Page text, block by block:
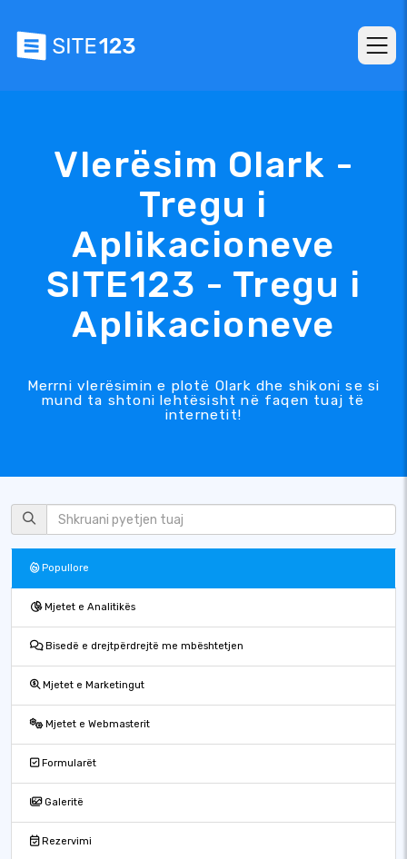
Vlerësim Olark -
Tregu i
Aplikacioneve
SITE123 - Tregu i
Aplikacioneve
Merrni vlerësimin e plotë Olark dhe shikoni se si
mund ta shtoni lehtësisht në faqen tuaj të
internetit!
Popullore
Mjetet e Analitikës
Bisedë e drejtpërdrejtë me mbështetjen
Mjetet e Marketingut
Mjetet e Webmasterit
Formularët
Galeritë
Rezervimi